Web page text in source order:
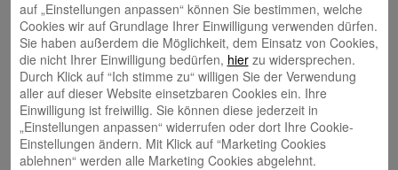
Gründerberatung
GründerCenter
Immobilien
ImmobilienCenter
auf „Einstellungen anpassen“ können Sie bestimmen, welche
Cookies wir auf Grundlage Ihrer Einwilligung verwenden dürfen.
Sie haben außerdem die Möglichkeit, dem Einsatz von Cookies,
die nicht Ihrer Einwilligung bedürfen, hierzu widersprechen.
Durch Klick auf “Ich stimme zu“ willigen Sie der Verwendung
aller auf dieser Website einsetzbaren Cookies ein. Ihre
Einwilligung ist freiwillig. Sie können diese jederzeit in
„Einstellungen anpassen“ widerrufen oder dort Ihre Cookie-
Einstellungen ändern. Mit Klick auf “Marketing Cookies
ablehnen“ werden alle Marketing Cookies abgelehnt.